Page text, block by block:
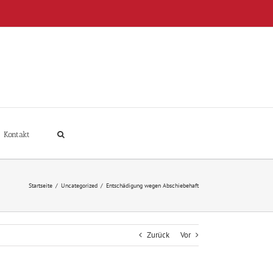
Kontakt
Startseite / Uncategorized / Entschädigung wegen Abschiebehaft
Zurück Vor